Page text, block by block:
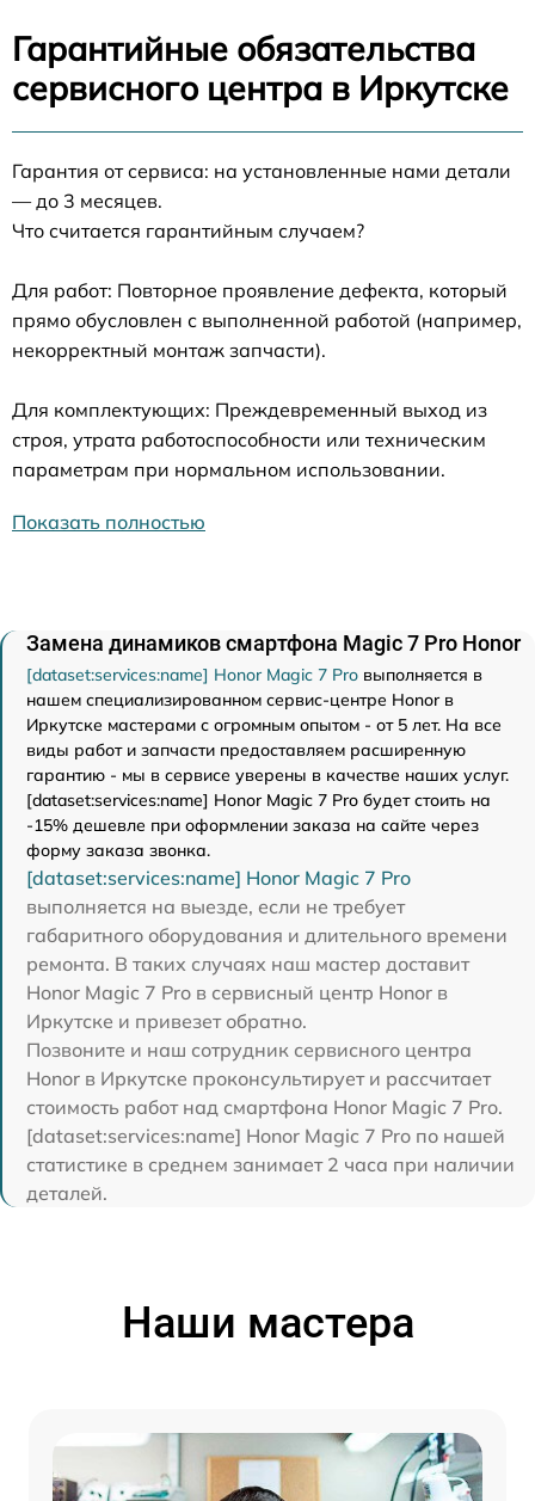
Гарантийные обязательства
сервисного центра в Иркутске
Гарантия от сервиса: на установленные нами детали
— до 3 месяцев.
Что считается гарантийным случаем?
Для работ: Повторное проявление дефекта, который
прямо обусловлен с выполненной работой (например,
некорректный монтаж запчасти).
Для комплектующих: Преждевременный выход из
строя, утрата работоспособности или техническим
параметрам при нормальном использовании.
Показать полностью
Замена динамиков смартфона Magic 7 Pro Honor
[dataset:services:name] Honor Magic 7 Pro выполняется в
нашем специализированном сервис-центре Honor в
Иркутске мастерами с огромным опытом - от 5 лет. На все
виды работ и запчасти предоставляем расширенную
гарантию - мы в сервисе уверены в качестве наших услуг.
[dataset:services:name] Honor Magic 7 Pro будет стоить на
-15% дешевле при оформлении заказа на сайте через
форму заказа звонка.
[dataset:services:name] Honor Magic 7 Pro
выполняется на выезде, если не требует
габаритного оборудования и длительного времени
ремонта. В таких случаях наш мастер доставит
Honor Magic 7 Pro в сервисный центр Honor в
Иркутске и привезет обратно.
Позвоните и наш сотрудник сервисного центра
Honor в Иркутске проконсультирует и рассчитает
стоимость работ над смартфона Honor Magic 7 Pro.
[dataset:services:name] Honor Magic 7 Pro по нашей
статистике в среднем занимает 2 часа при наличии
деталей.
Наши мастера